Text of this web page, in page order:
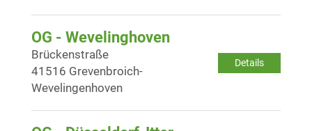
OG - Wevelinghoven
Details
Brückenstraße
41516 Grevenbroich-
Wevelingenhoven